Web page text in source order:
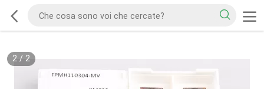
2/ 2